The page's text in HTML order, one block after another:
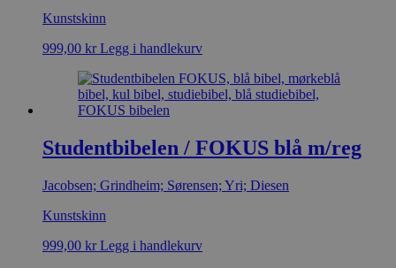
Kunstskinn
999,00 kr Legg i handlekurv
Studentbibelen / FOKUS blå m/reg
Jacobsen; Grindheim; Sørensen; Yri; Diesen
Kunstskinn
999,00 kr Legg i handlekurv